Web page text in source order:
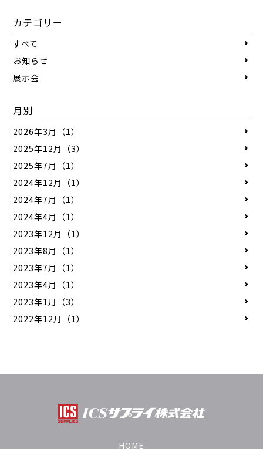
カテゴリー
すべて
お知らせ
展示会
月別
2026年3月（1）
2025年12月（3）
2025年7月（1）
2024年12月（1）
2024年7月（1）
2024年4月（1）
2023年12月（1）
2023年8月（1）
2023年7月（1）
2023年4月（1）
2023年1月（3）
2022年12月（1）
HOME